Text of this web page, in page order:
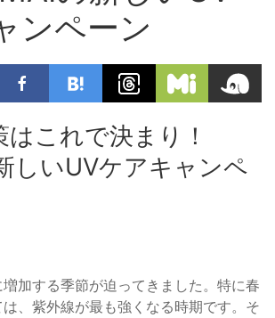
ンペーン
これで決まり！
しいUVケアキャンペ
加する季節が迫ってきました。特に春
、紫外線が最も強くなる時期です。そ